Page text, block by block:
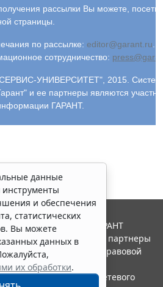
рассылки Вы можете,
страницы.
по рассылке: editor@garant.ru
сотрудничество:
УНИВЕРСИТЕТ", 2015. Система
и ее партнеры являются
ГАРАНТ.
данные
инструменты
и обеспечения
статистических
Вы можете
данных в
их обработки.
2026. Система ГАРАНТ
Компания "Гарант" и ее партнеры
ассоциации правовой
в качестве сетевого